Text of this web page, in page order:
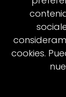
cookies.